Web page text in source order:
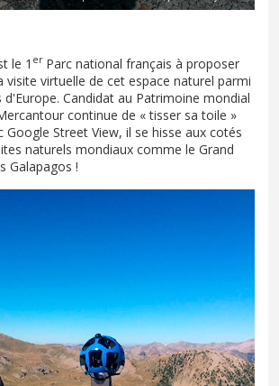
le 1 erParc national français à proposer
visite virtuelle de cet espace naturel parmi
d'Europe. Candidat au Patrimoine mondial
continue de « tisser sa toile »
Google Street View, il se hisse aux cotés
naturels mondiaux comme le Grand
Galapagos !